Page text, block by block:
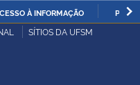
À INFORMAÇÃO
SÍTIOS DA UFSM